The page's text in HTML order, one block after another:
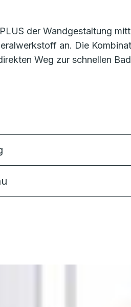
der Wandgestaltung
an. Die
Weg zur schnellen